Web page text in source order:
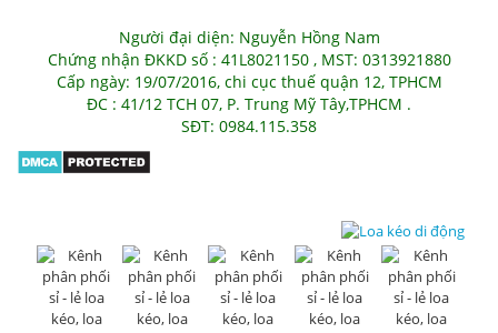
Người đại diện: Nguyễn Hồng Nam
Chứng nhận ĐKKD số : 41L8021150 , MST: 0313921880
Cấp ngày: 19/07/2016, chi cục thuế quận 12, TPHCM
ĐC : 41/12 TCH 07, P. Trung Mỹ Tây,TPHCM .
SĐT: 0984.115.358